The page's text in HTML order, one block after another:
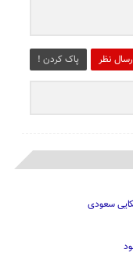
نظر پاک کردن !
سعودی